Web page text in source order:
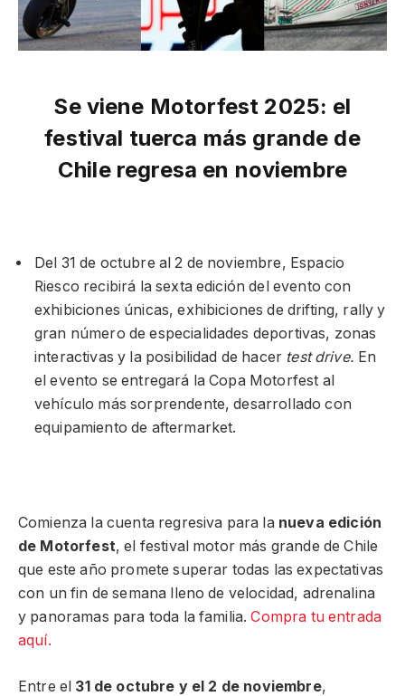
Se viene Motorfest 2025: el
festival tuerca más grande de
Chile regresa en noviembre
Del 31 de octubre al 2 de noviembre, Espacio
Riesco recibirá la sexta edición del evento con
exhibiciones únicas, exhibiciones de drifting, rally y
gran número de especialidades deportivas, zonas
interactivas y la posibilidad de hacer test drive. En
el evento se entregará la Copa Motorfest al
vehículo más sorprendente, desarrollado con
equipamiento de aftermarket.
Comienza la cuenta regresiva para la nueva edición
de Motorfest, el festival motor más grande de Chile
que este año promete superar todas las expectativas
con un fin de semana lleno de velocidad, adrenalina
y panoramas para toda la familia.Compra tu entrada
aquí.
Entre el 31 de octubre y el 2 de noviembre,